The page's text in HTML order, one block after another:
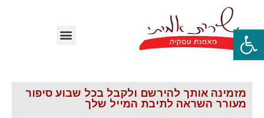
פתח סרגל נגישות
מזמינה אותך להירשם ולקבל בכל שבוע סיפור
מעורר השראה לתיבת המייל שלך